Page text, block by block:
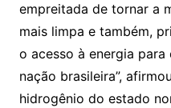
empreitada de tornar a
mais limpa e também,
o acesso à energia
nação brasileira”,
hidrogênio do estado